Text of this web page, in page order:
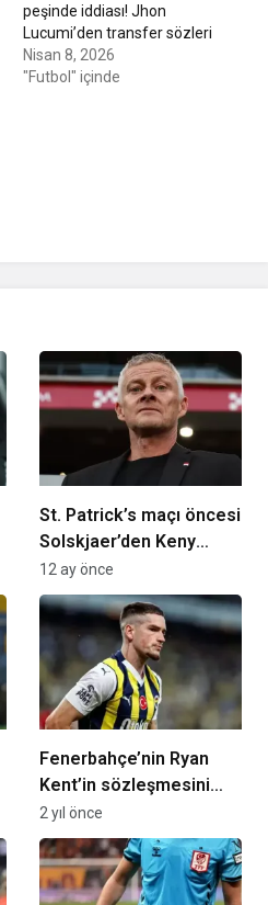
peşinde iddiası! Jhon
Lucumi’den transfer sözleri
Nisan 8, 2026
"Futbol" içinde
St. Patrick’s maçı öncesi
Solskjaer’den Keny
Arroyo yanıtı
12 ay önce
Fenerbahçe’nin Ryan
Kent’in sözleşmesini
feshetme nedeni ortaya
çıktı!
2 yıl önce